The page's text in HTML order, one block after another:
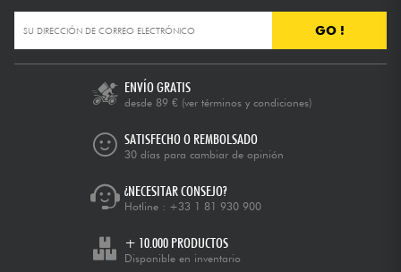
GO !
ENVÍO GRATIS
desde 89 € (ver términos y condiciones)
SATISFECHO O REMBOLSADO
30 días para cambiar de opinión
¿NECESITAR CONSEJO?
Hotline : +33 1 81 930 900
+ 10.000 PRODUCTOS
Disponible en inventario